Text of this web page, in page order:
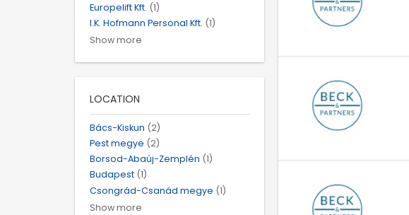
Europelift Kft. (1)
I.K. Hofmann Personal Kft. (1)
Show more
LOCATION
Bács-Kiskun (2)
Pest megye (2)
Borsod-Abaúj-Zemplén (1)
Budapest (1)
Csongrád-Csanád megye (1)
Show more